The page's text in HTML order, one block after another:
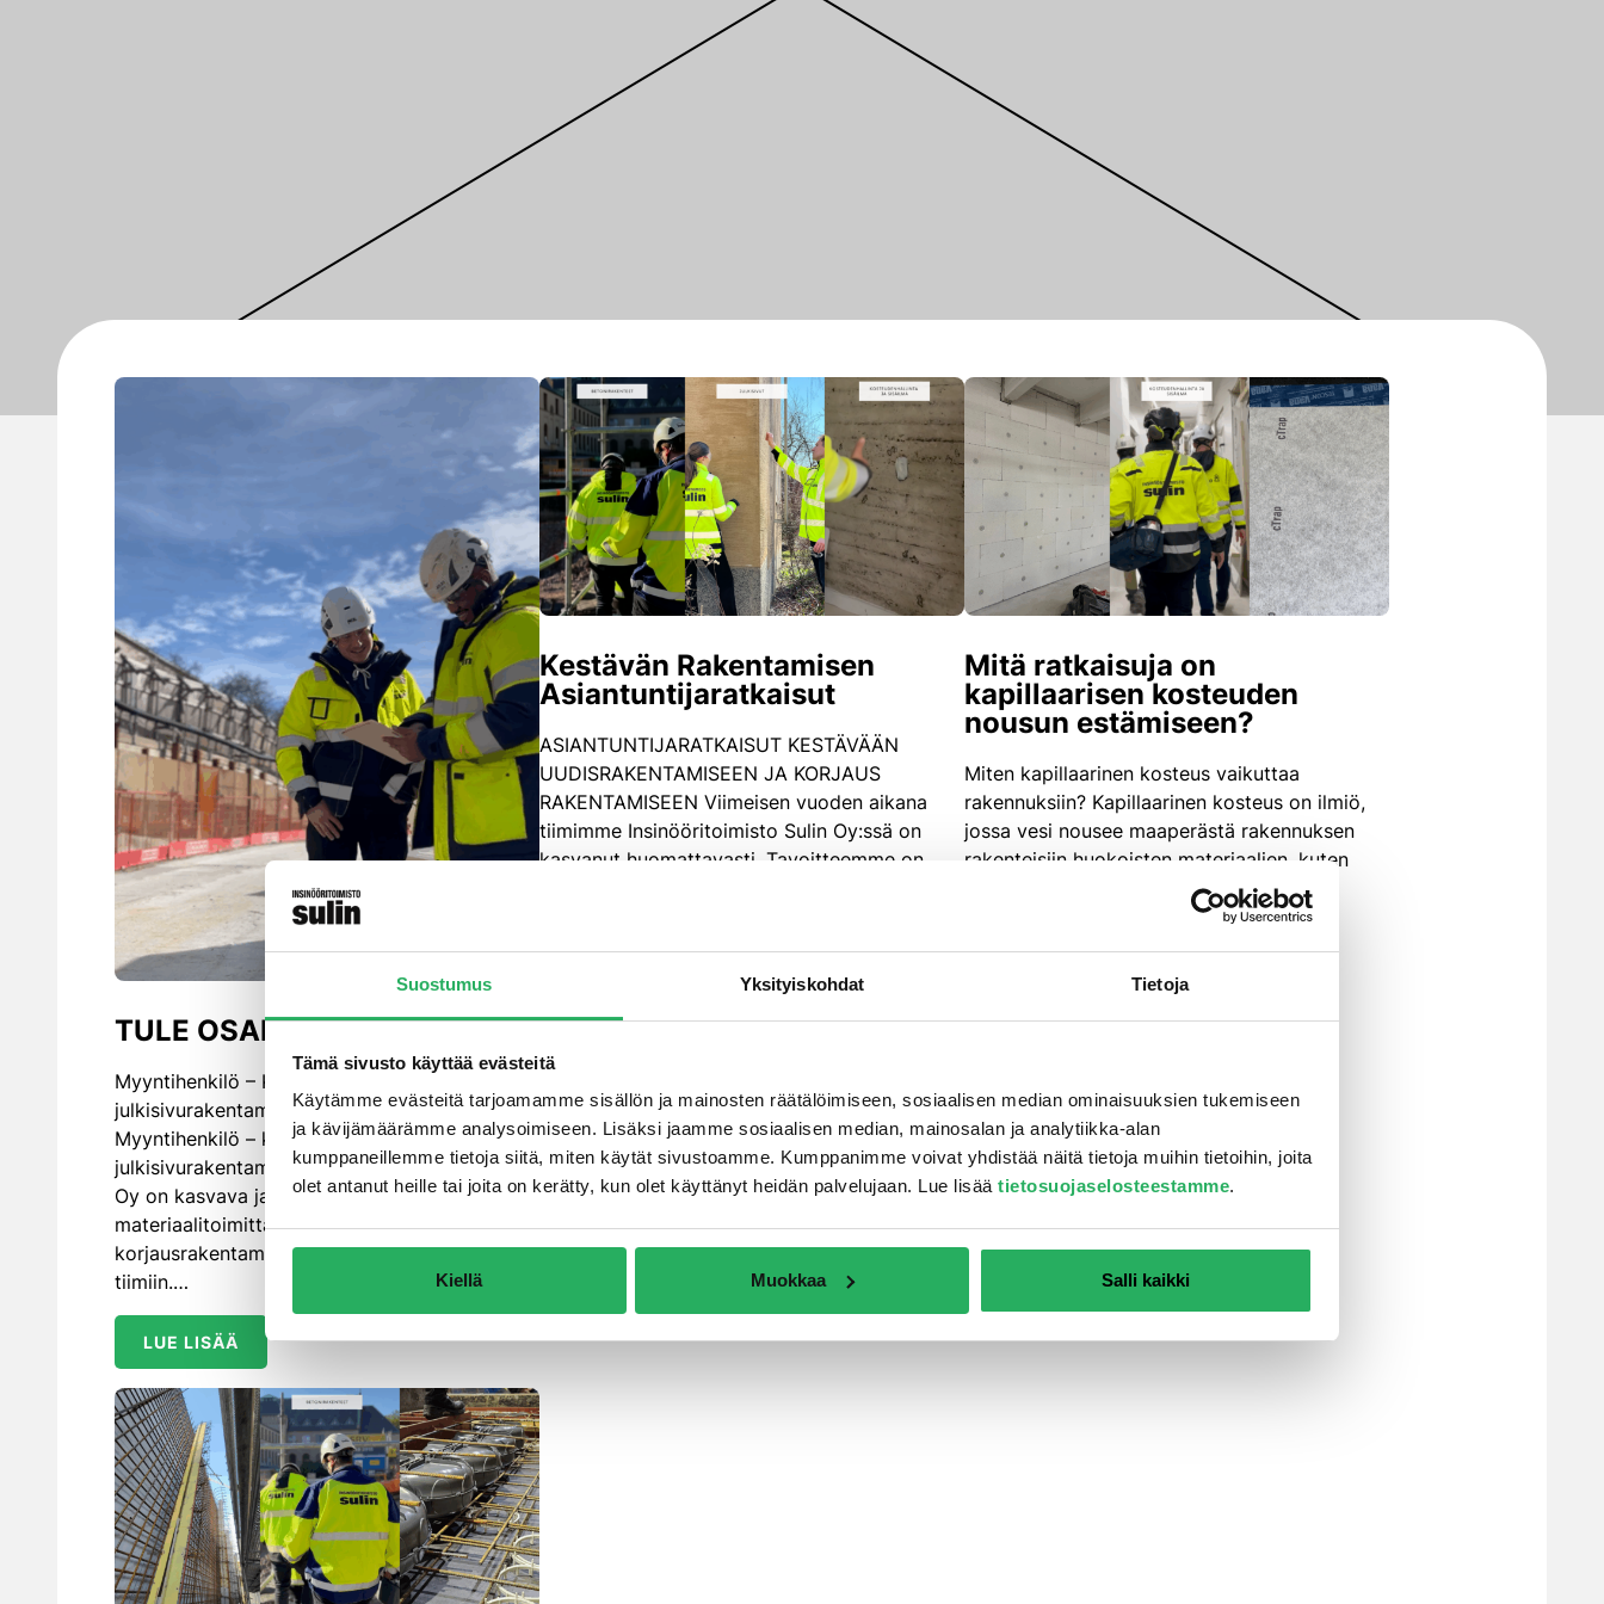
Suostumus Yksityiskohdat Tietoja
Tämä sivusto käyttää evästeitä
Käytämme evästeitä tarjoamamme sisällön ja mainosten räätälöimiseen, sosiaalisen median ominaisuuksien tukemiseen
ja kävijämäärämme analysoimiseen. Lisäksi jaamme sosiaalisen median, mainosalan ja analytiikka-alan
kumppaneillemme tietoja siitä, miten käytät sivustoamme. Kumppanimme voivat yhdistää näitä tietoja muihin tietoihin, joita
olet antanut heille tai joita on kerätty, kun olet käyttänyt heidän palvelujaan. Lue lisää tietosuojaselosteestamme.
Kiellä Muokkaa Salli kaikki
TULE OSAKSI TIIMIÄMME
Myyntihenkilö – Korjaus- ja
julkisivurakentaminen Työpaikkakuvaus
Myyntihenkilö – korjausrakentaminen ja
julkisivurakentaminen Insinööritoimisto Sulin
Oy on kasvava ja ratkaisuhaluinen
materiaalitoimittaja, joka etsii nyt vahvistusta
korjausrakentamisen ja julkisivurakentamisen
tiimiin.…
LUE LISÄÄ
Kestävän Rakentamisen
Asiantuntijaratkaisut
ASIANTUNTIJARATKAISUT KESTÄVÄÄN
UUDISRAKENTAMISEEN JA KORJAUS
RAKENTAMISEEN Viimeisen vuoden aikana
tiimimme Insinööritoimisto Sulin Oy:ssä on
kasvanut huomattavasti. Tavoitteemme on
SISÄPINNAT•UUTINEN
Mitä ratkaisuja on
kapillaarisen kosteuden
nousun estämiseen?
Miten kapillaarinen kosteus vaikuttaa
rakennuksiin? Kapillaarinen kosteus on ilmiö,
jossa vesi nousee maaperästä rakennuksen
rakenteisiin huokoisten materiaalien, kuten
betonin tai tiilen, läpi. Tämä voi johtaa…